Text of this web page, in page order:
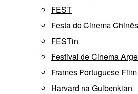
FEST
Festa do Cinema Chinês
FESTin
Festival de Cinema
Frames Portuguese
Harvard na Gulbenkian